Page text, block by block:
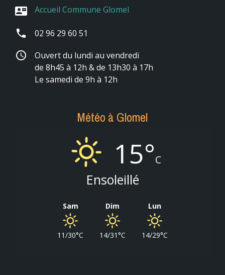
contact_mail Accueil Commune Glomel
phone 02 96 29 60 51
schedule
Ouvert du lundi au vendredi
de 8h45 à 12h & de 13h30 à 17h
Le samedi de 9h à 12h
Météo à Glomel
15°C
Ensoleillé
Sam
11/30°C
Dim
14/31°C
Lun
14/29°C